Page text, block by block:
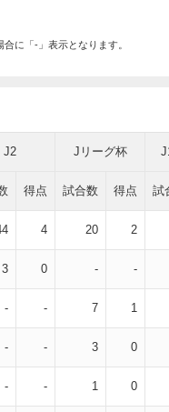
に「-」表示となります。
J2 Jリーグ杯
得点 試合数 得点 試
4 20 2
3 0 - -
- - 7 1
- - 3 0
- - 1 0